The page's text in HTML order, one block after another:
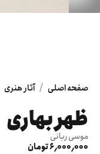
صفحه اصلی / آثار هنری
ظهر بهاری
موسی ربانی
6٬000٬000 تومان